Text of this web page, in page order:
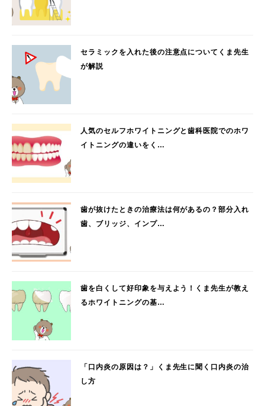
セラミックを入れた後の注意点についてくま先生
が解説
人気のセルフホワイトニングと歯科医院でのホワ
イトニングの違いをく…
歯が抜けたときの治療法は何があるの？部分入れ
歯、ブリッジ、インプ…
歯を白くして好印象を与えよう！くま先生が教え
るホワイトニングの基…
「口内炎の原因は？」くま先生に聞く口内炎の治
し方